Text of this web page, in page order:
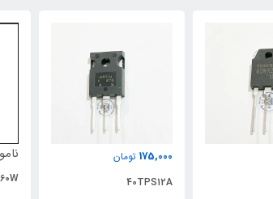
175,000 تومان
40TPS12A